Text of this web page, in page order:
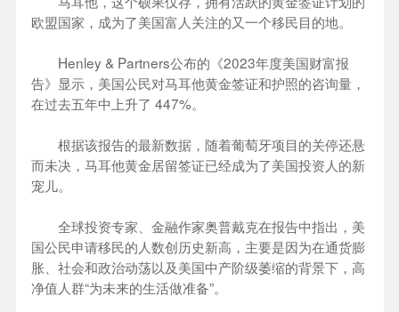
欧盟国家，成为了美国富人关注的又一个移民目的地。
Henley & Partners公布的《2023年度美国财富报
告》显示，美国公民对马耳他黄金签证和护照的咨询量，
在过去五年中上升了 447%。
根据该报告的最新数据，随着葡萄牙项目的关停还悬
而未决，马耳他黄金居留签证已经成为了美国投资人的新
宠儿。
全球投资专家、金融作家奥普戴克在报告中指出，美
国公民申请移民的人数创历史新高，主要是因为在通货膨
胀、社会和政治动荡以及美国中产阶级萎缩的背景下，高
净值人群“为未来的生活做准备”。